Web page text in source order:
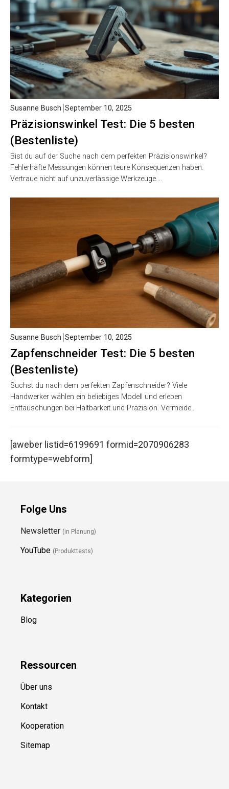
Präzisionswinkel Test: Die 5 besten
(Bestenliste)
Susanne Busch September 10, 2025
Bist du auf der Suche nach dem perfekten Präzisionswinkel?
Fehlerhafte Messungen können teure Konsequenzen haben.
Vertraue nicht auf unzuverlässige Werkzeuge….
Zapfenschneider Test: Die 5 besten
(Bestenliste)
Susanne Busch September 10, 2025
Suchst du nach dem perfekten Zapfenschneider? Viele
Handwerker wählen ein beliebiges Modell und erleben
Enttäuschungen bei Haltbarkeit und Präzision. Vermeide…
[aweber listid=6199691 formid=2070906283
formtype=webform]
Folge Uns
Newsletter (in Planung)
YouTube (Produkttests)
Kategorien
Blog
Ressourcen
Über uns
Kontakt
Kooperation
Sitemap